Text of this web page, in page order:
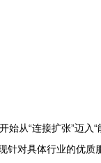
从“连接扩张”迈入
针对具体行业的优质